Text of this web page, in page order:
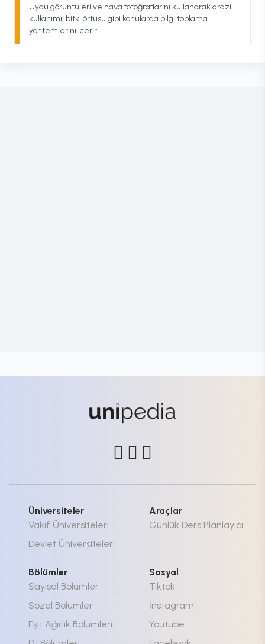
Uydu görüntüleri ve hava fotoğraflarını kullanarak arazi
kullanımı, bitki örtüsü gibi konularda bilgi toplama
yöntemlerini içerir.
Üniversiteler
Vakıf Üniversiteleri
Devlet Üniversiteleri
Araçlar
Günlük Ders Planlayıcı
Bölümler
Sayısal Bölümler
Sözel Bölümler
Eşit Ağırlık Bölümleri
Sosyal
Tiktok
İnstagram
Youtube